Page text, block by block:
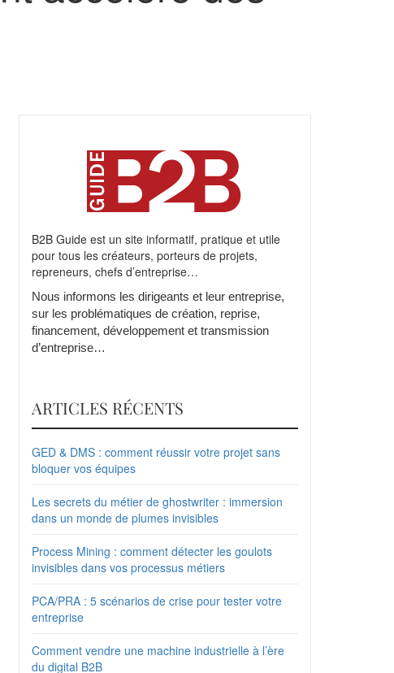
B2B Guide est un site informatif, pratique et utile
pour tous les créateurs, porteurs de projets,
repreneurs, chefs d’entreprise…
Nous informons les dirigeants et leur entreprise,
sur les problématiques de création, reprise,
financement, développement et transmission
d’entreprise…
ARTICLES RÉCENTS
GED & DMS : comment réussir votre projet sans
bloquer vos équipes
Les secrets du métier de ghostwriter : immersion
dans un monde de plumes invisibles
Process Mining : comment détecter les goulots
invisibles dans vos processus métiers
PCA/PRA : 5 scénarios de crise pour tester votre
entreprise
Comment vendre une machine industrielle à l’ère
du digital B2B